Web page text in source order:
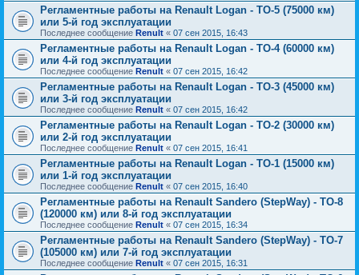
Регламентные работы на Renault Logan - ТО-5 (75000 км)
или 5-й год эксплуатации
Последнее сообщение Renult « 07 сен 2015, 16:43
Регламентные работы на Renault Logan - ТО-4 (60000 км)
или 4-й год эксплуатации
Последнее сообщение Renult « 07 сен 2015, 16:42
Регламентные работы на Renault Logan - ТО-3 (45000 км)
или 3-й год эксплуатации
Последнее сообщение Renult « 07 сен 2015, 16:42
Регламентные работы на Renault Logan - ТО-2 (30000 км)
или 2-й год эксплуатации
Последнее сообщение Renult « 07 сен 2015, 16:41
Регламентные работы на Renault Logan - ТО-1 (15000 км)
или 1-й год эксплуатации
Последнее сообщение Renult « 07 сен 2015, 16:40
Регламентные работы на Renault Sandero (StepWay) - ТО-8
(120000 км) или 8-й год эксплуатации
Последнее сообщение Renult « 07 сен 2015, 16:34
Регламентные работы на Renault Sandero (StepWay) - ТО-7
(105000 км) или 7-й год эксплуатации
Последнее сообщение Renult « 07 сен 2015, 16:31